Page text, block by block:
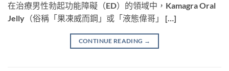
在治療男性勃起功能障礙（ED）的領域中，Kamagra Oral
Jelly（俗稱「果凍威而鋼」或「液態偉哥」 […]
CONTINUE READING →